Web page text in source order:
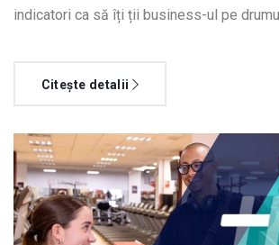
indicatori ca să îți ții business-ul pe
Citește detalii